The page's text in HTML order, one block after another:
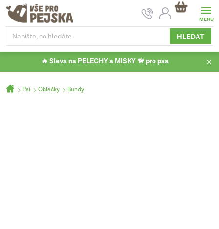
Přejít
obsah
HLEDAT
NÁKUPNÍ
KOŠÍK
🔥 Sleva na PELECHY a MISKY 🦮 pro psa
Domů
Psi Oblečky Bundy